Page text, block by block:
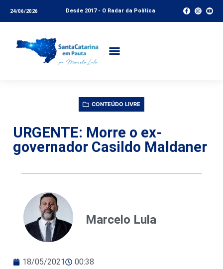
24/06/2026 Desde 2017 - O Radar da Política
CONTEÚDO LIVRE
URGENTE: Morre o ex-
governador Casildo Maldaner
Marcelo Lula
18/05/2021 00:38